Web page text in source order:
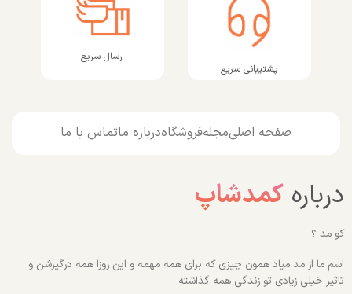
پشتیبانی سریع
ارسال سریع
صفحه اصلیمجلهفروشگاهدرباره ماتماس با ما
درباره کمدشاپ
کو مد ؟
اسم ما از مد میاد همون چیزی که برای همه مهمه و این روزا همه درگیرشن و
تاثیر خیلی زیادی تو زندگی همه گذاشته